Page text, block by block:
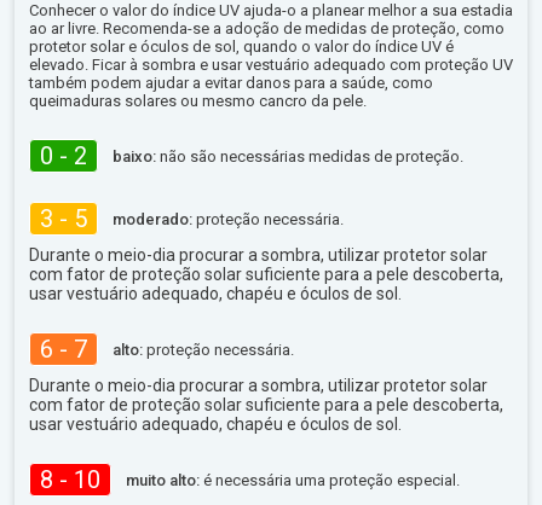
Conhecer o valor do índice UV ajuda-o a planear melhor a sua estadia
ao ar livre. Recomenda-se a adoção de medidas de proteção, como
protetor solar e óculos de sol, quando o valor do índice UV é
elevado. Ficar à sombra e usar vestuário adequado com proteção UV
também podem ajudar a evitar danos para a saúde, como
queimaduras solares ou mesmo cancro da pele.
0 - 2 baixo: não são necessárias medidas de proteção.
3 - 5 moderado: proteção necessária.
Durante o meio-dia procurar a sombra, utilizar protetor solar
com fator de proteção solar suficiente para a pele descoberta,
usar vestuário adequado, chapéu e óculos de sol.
6 - 7 alto: proteção necessária.
Durante o meio-dia procurar a sombra, utilizar protetor solar
com fator de proteção solar suficiente para a pele descoberta,
usar vestuário adequado, chapéu e óculos de sol.
8 - 10 muito alto: é necessária uma proteção especial.